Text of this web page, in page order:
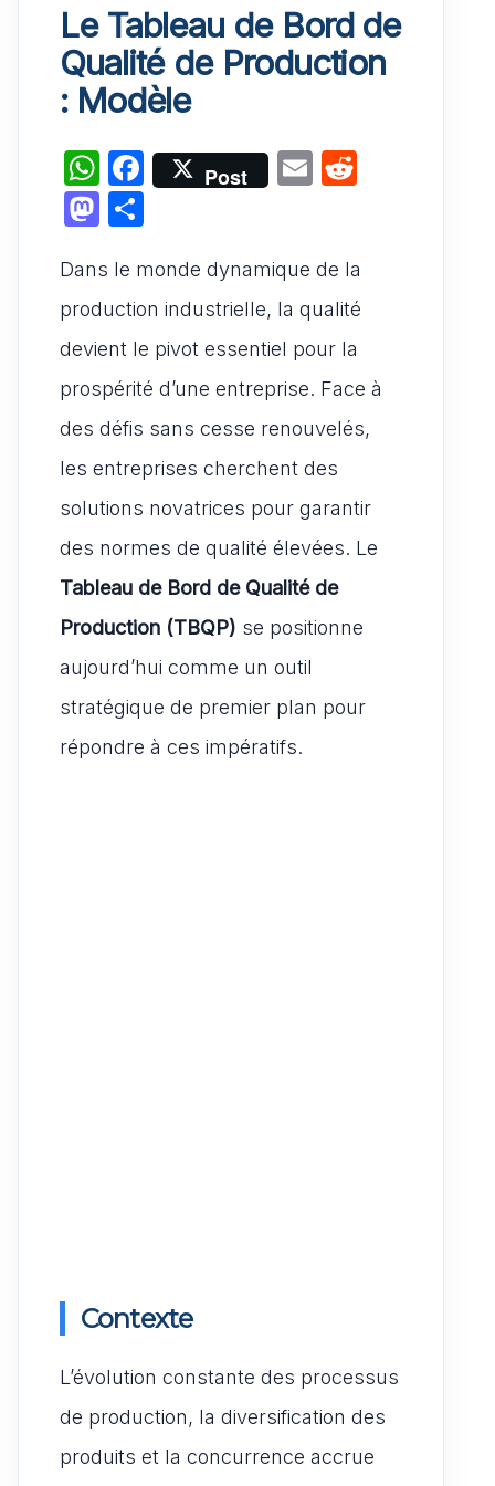
Le Tableau de Bord de
Qualité de Production
: Modèle
W
h
at
s
A
p
p
F
a
e
b
o
o
k
Post
E
l
di
t
M
st
o
d
o
n
ta
g
er
Dans le monde dynamique de la
production industrielle, la qualité
devient le pivot essentiel pour la
prospérité d’une entreprise. Face à
des défis sans cesse renouvelés,
les entreprises cherchent des
solutions novatrices pour garantir
des normes de qualité élevées. Le
Tableau de Bord de Qualité de
Production (TBQP) se positionne
aujourd’hui comme un outil
stratégique de premier plan pour
répondre à ces impératifs.
Contexte
L’évolution constante des processus
de production, la diversification des
produits et la concurrence accrue